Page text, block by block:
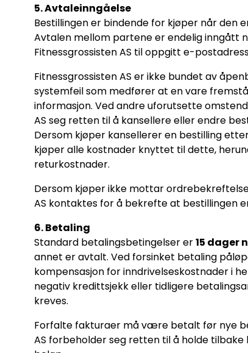
5. Avtaleinngåelse
Bestillingen er bindende for kjøper når den
Avtalen mellom partene er endelig inngått
Fitnessgrossisten AS til oppgitt e-
Fitnessgrossisten AS er ikke bundet av
systemfeil som medfører at en vare
informasjon. Ved andre uforutsette
AS seg retten til å kansellere eller endre
Dersom kjøper kansellerer en bestilling
kjøper alle kostnader knyttet til dette,
returkostnader.
Dersom kjøper ikke mottar
AS kontaktes for å bekrefte at bestillingen
6. Betaling
Standard betalingsbetingelser er15 dager
annet er avtalt. Ved forsinket betaling
kompensasjon for inndrivelseskostnader i
negativ kredittsjekk eller tidligere
kreves.
Forfalte fakturaer må være betalt før nye
AS forbeholder seg retten til å holde